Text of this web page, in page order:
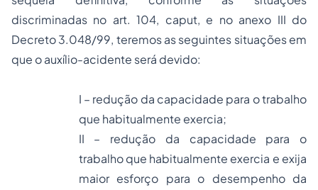
discriminadas no art. 104, caput, e no anexo III do
Decreto 3.048/99, teremos as seguintes situações em
que o auxílio-acidente será devido:
I – redução da capacidade para o trabalho
que habitualmente exercia;
II – redução da capacidade para o
trabalho que habitualmente exercia e exija
maior esforço para o desempenho da